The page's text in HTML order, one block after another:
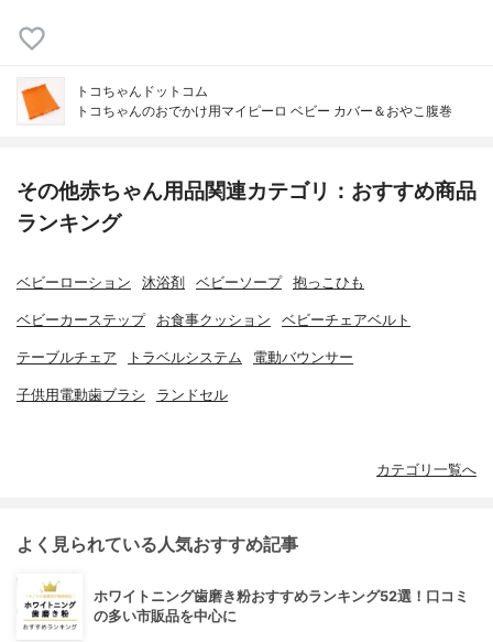
トコちゃんドットコム
トコちゃんのおでかけ用マイピーロ ベビー カバー＆おやこ腹巻
その他赤ちゃん用品関連カテゴリ：おすすめ商品
ランキング
ベビーローション 沐浴剤 ベビーソープ 抱っこひも
ベビーカーステップ お食事クッション ベビーチェアベルト
テーブルチェア トラベルシステム 電動バウンサー
子供用電動歯ブラシ ランドセル
カテゴリ一覧へ
よく見られている人気おすすめ記事
ホワイトニング歯磨き粉おすすめランキング52選！口コミ
の多い市販品を中心に